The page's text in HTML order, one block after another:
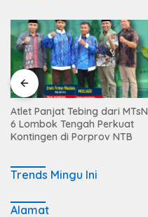
Atlet Panjat Tebing dari MTsN
6 Lombok Tengah Perkuat
Kontingen di Porprov NTB
Trends Mingu Ini
Alamat